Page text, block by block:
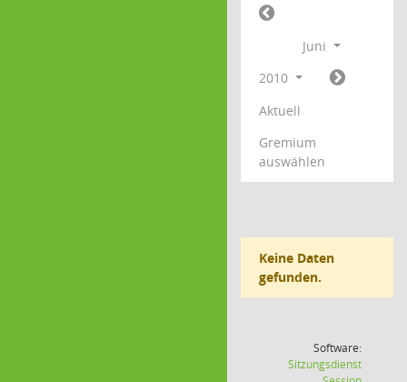
Juni
2010
Aktuell
Gremium
auswählen
Keine Daten
gefunden.
Software:
Sitzungsdienst